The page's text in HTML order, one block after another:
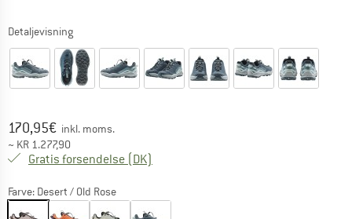
Detaljevisning
Pris:
170,95€ inkl. moms.
~ KR 1.277,90
Gratis forsendelse (DK)
Farve: Desert / Old Rose